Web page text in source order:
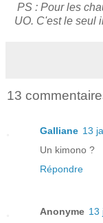
PS : Pour les
UO. C'est le seul
13
Galliane 13
Un kimono ?
Répondre
Anonyme 13